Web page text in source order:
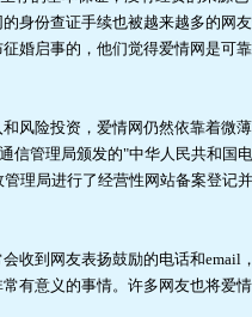
身份查证手续也被越来越多的网
婚启事的，他们觉得爱情网是可
风险投资，爱情网仍然依靠着微
信管理局颁发的"中华人民共和国
理局进行了经营性网站备案登记
收到网友表扬鼓励的电话和
有意义的事情。许多网友也将爱